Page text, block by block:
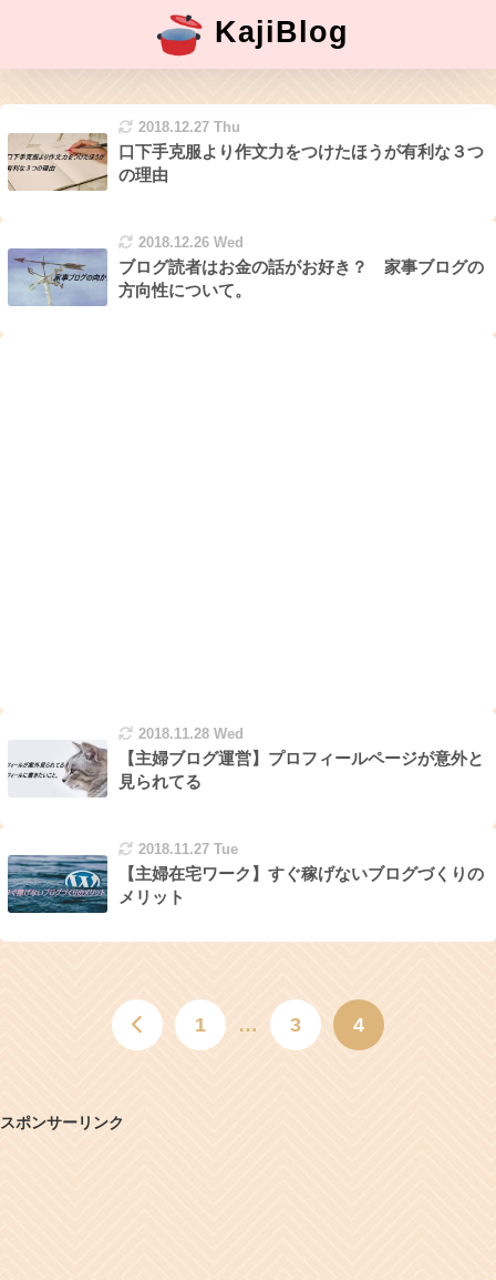
KajiBlog
2018.12.27 Thu
口下手克服より作文力をつけたほうが有利な３つ
の理由
2018.12.26 Wed
ブログ読者はお金の話がお好き？ 家事ブログの
方向性について。
2018.11.28 Wed
【主婦ブログ運営】プロフィールページが意外と
見られてる
2018.11.27 Tue
【主婦在宅ワーク】すぐ稼げないブログづくりの
メリット
1 … 3 4
スポンサーリンク